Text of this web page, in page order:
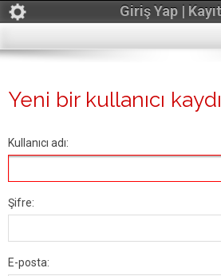
Giriş Yap |
Yeni bir kullanıcı kaydı
Kullanıcı adı:
Şifre:
E-posta: